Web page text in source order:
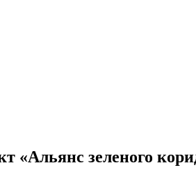
зеленого